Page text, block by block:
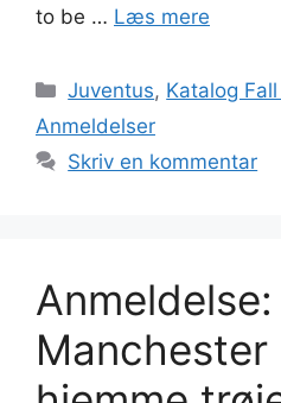
to be … Læs mere
Kategorier
Juventus, Katalog
Anmeldelser
Skriv en kommentar
Anmeldelse:
Manchester